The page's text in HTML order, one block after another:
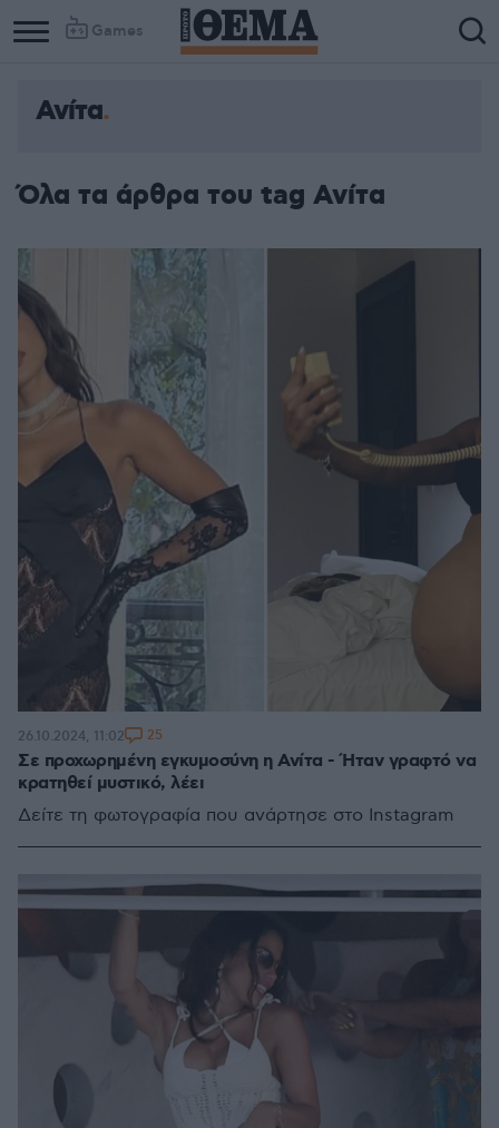
Games
Ανίτα
Όλα τα άρθρα του tag Ανίτα
Σε προχωρημένη εγκυμοσύνη η Ανίτα - Ήταν γραφτό να
κρατηθεί μυστικό, λέει
Δείτε τη φωτογραφία που ανάρτησε στο Instagram
26.10.2024, 11:02 25